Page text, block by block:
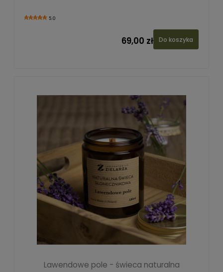
5.0
69,00 zł Do koszyka
Lawendowe pole - świeca naturalna